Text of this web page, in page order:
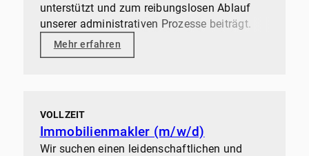
unterstützt und zum reibungslosen Ablauf
unserer administrativen Prozesse beiträgt.
Mehr erfahren
VOLLZEIT
Immobilienmakler (m/w/d)
Wir suchen einen leidenschaftlichen und